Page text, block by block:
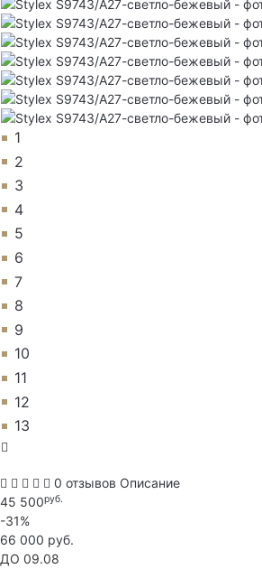
1
2
3
4
5
6
7
8
9
10
11
12
13
0 отзывов Описание
45 500руб.
-31%
66 000 руб.
ДО 09.08